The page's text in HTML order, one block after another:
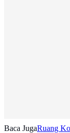
Baca JugaRuang